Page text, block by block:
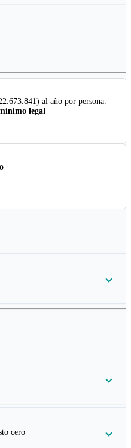
al año por persona.
legal
cero